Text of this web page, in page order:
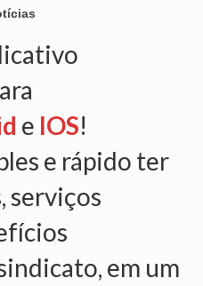
e IOS!
e rápido ter
serviços
em um